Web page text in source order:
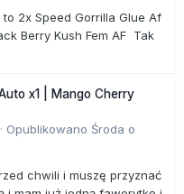
2x Speed Gorrilla Glue Af
Berry Kush Fem AF Tak
x1 | Mango Cherry
· Opublikowano Środa o
chwili i muszę przyznać